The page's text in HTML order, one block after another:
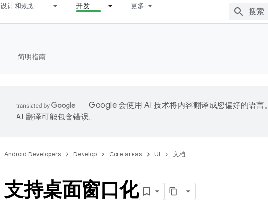
设计和规划 开发 更多
简明指南
Google 会使用 AI 技术将内容翻译成您偏好的语言。
AI 翻译可能包含错误。
Android Developers Develop Core areas UI 文档
支持桌面窗口化